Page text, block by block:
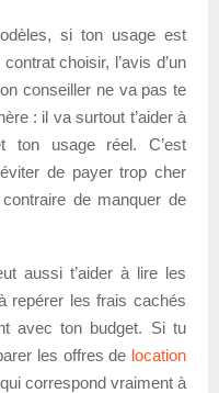
si ton usage est
choisir, l’avis d’un
conseiller ne va pas te
: il va surtout t’aider à
ton usage réel. C’est
de payer trop cher
de manquer de
aussi t’aider à lire les
repérer les frais cachés
avec ton budget. Si tu
les offres de location
correspond vraiment à